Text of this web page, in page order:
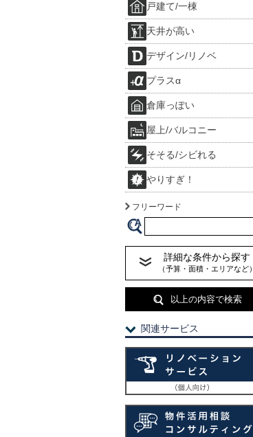
戸建て/一棟
天井が高い
デザイン/リノベ
プラスα
倉庫っぽい
屋上/バルコニー
そそる/シビれる
やりすぎ！
フリーワード
詳細な条件から探す
（予算・面積・エリアなど）
以上の内容で検索
関連サービス